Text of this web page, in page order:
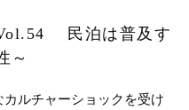
民泊は普及す
～
ルチャーショックを受け